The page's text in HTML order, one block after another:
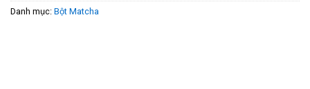
Danh mục: Bột Matcha